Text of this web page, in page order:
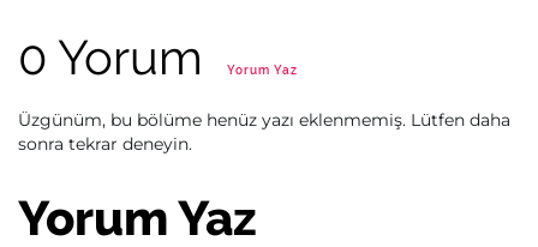
0 Yorum Yorum Yaz
Üzgünüm, bu bölüme henüz yazı eklenmemiş. Lütfen daha
sonra tekrar deneyin.
Yorum Yaz